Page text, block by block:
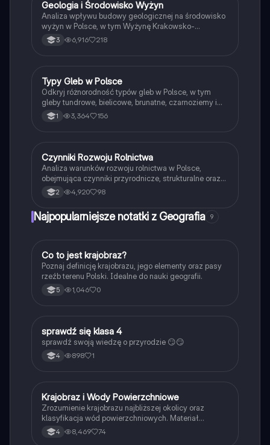
Geografia
Geologia i Środowisko Wyżyn
Analiza wpływu budowy geologicznej na środowisko
wyżyn w Polsce, w tym Wyżynę Krakowsko-
Częstochowską, Wyżynę Lubelską oraz Nieckę
Nidziaską. Zawiera informacje o formach krasowych,
i ochrony środowiska.
3 6,916 218
Geografia
Typy Gleb w Polsce
Odkryj różnorodność typów gleb w Polsce, w tym
gleby tundrowe, bielicowe, brunatne, czarnoziemy i
kasztanowe. Dowiedz się o ich charakterystyce,
warunkach występowania oraz znaczeniu dla
1 3,364 156
Geografia
Czynniki Rozwoju Rolnictwa
Analiza warunków rozwoju rolnictwa w Polsce,
obejmująca czynniki przyrodnicze, strukturalne oraz
społeczno-ekonomiczne. Dowiedz się o klimacie,
glebach, ukształtowaniu terenu oraz problemach
agrarnych. Idealne dla studentów geografii i
rolnictwa. Typ: podsumowanie.
2 4,920 98
Najpopularniejsze notatki z Geografia 9
CGeografia
Co to jest krajobraz?
Poznaj definicję krajobrazu, jego elementy oraz pasy
rzeźb terenu Polski. Idealne do nauki geografii.
5 1,046 0
SPrzyroda
sprawdź się klasa 4
sprawdź swoją wiedzę o przyrodzie 😏😏
4 898 1
Przyroda
Krajobraz i Wody Powierzchniowe
Zrozumienie krajobrazu najbliższej okolicy oraz
klasyfikacja wód powierzchniowych. Materiał
obejmuje opisy jezior, rzek, parków narodowych oraz
elementów krajobrazu. Idealne dla uczniów klasy 4,
4 8,469 74